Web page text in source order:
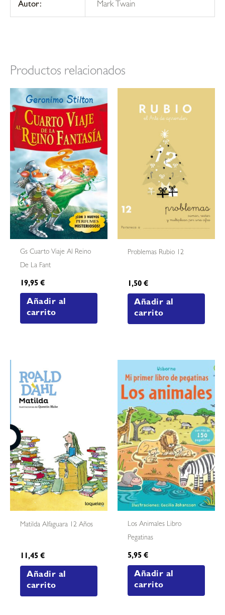
Autor: Mark Twain
Productos relacionados
Gs Cuarto Viaje Al Reino
De La Fant
19,95€
Añadir al
carrito
Problemas Rubio 12
1,50€
Añadir al
carrito
Matilda Alfaguara 12 Años
11,45€
Añadir al
carrito
Los Animales Libro
Pegatinas
5,95€
Añadir al
carrito